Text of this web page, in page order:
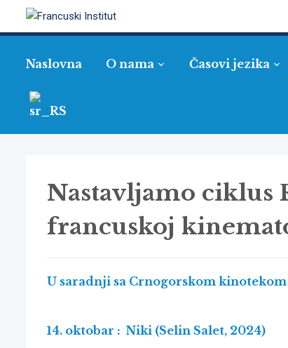
Naslovna O nama Časovi jezika
Nastavljamo ciklus
francuskoj
U saradnji sa Crnogorskom kinotekom
14. oktobar : Niki (Selin Salet, 2024)